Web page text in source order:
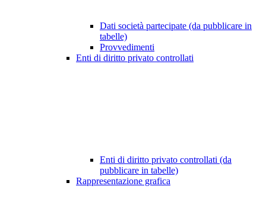
Dati società partecipate (da pubblicare in
tabelle)
Provvedimenti
Enti di diritto privato controllati
Enti di diritto privato controllati (da
pubblicare in tabelle)
Rappresentazione grafica